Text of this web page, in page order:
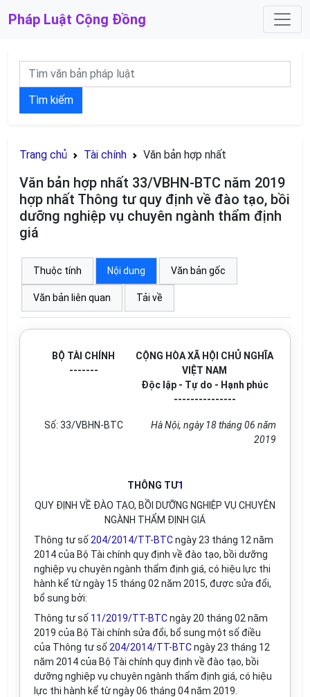
Pháp Luật Cộng Đồng
Tìm kiếm
Trang chủ Tài chính Văn bản hợp nhất
Văn bản hợp nhất 33/VBHN-BTC năm 2019
hợp nhất Thông tư quy định về đào tạo, bồi
dưỡng nghiệp vụ chuyên ngành thẩm định
giá
Thuộc tính Nội dung Văn bản gốc
Văn bản liên quan Tải về
BỘ TÀI CHÍNH
-------
CỘNG HÒA XÃ HỘI CHỦ NGHĨA
VIỆT NAM
Độc lập - Tự do - Hạnh phúc
---------------
Số: 33/VBHN-BTC Hà Nội, ngày18tháng06 năm
2019
THÔNG TƯ1
QUY ĐỊNH VỀ ĐÀO TẠO, BỒI DƯỠNG NGHIỆP VỤ CHUYÊN
NGÀNH THẨM ĐỊNH GIÁ
Thông tư số 204/2014/TT-BTCngày 23 tháng 12 năm
2014 của Bộ Tài chính quy định về đào tạo, bồi dưỡng
nghiệp vụ chuyên ngành thẩm định giá, có hiệu lực thi
hành kể từ ngày 15 tháng 02 năm 2015, được sửa đổi,
bổ sung bởi:
Thông tư số 11/2019/TT-BTCngày 20 tháng 02 năm
2019 của Bộ Tài chính sửa đổi, bổ sung một số điều
của Thông tư số 204/2014/TT-BTCngày 23 tháng 12
năm 2014 của Bộ Tài chính quy định về đào tạo, bồi
dưỡng nghiệp vụ chuyên ngành thẩm định giá, có hiệu
lực thi hành kể từ ngày 06 tháng 04 năm 2019.